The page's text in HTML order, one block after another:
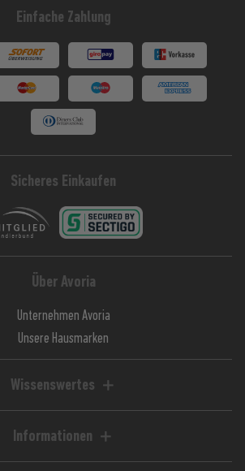
Einfache Zahlung
Sicheres Einkaufen
Über Avoria
Unternehmen Avoria
Unsere Hausmarken
Wissenswertes
Magazin / Blog
Informationen